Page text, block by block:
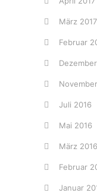
März 2017
Februar
Juli 2016
Mai 2016
März 2016
Februar
Januar